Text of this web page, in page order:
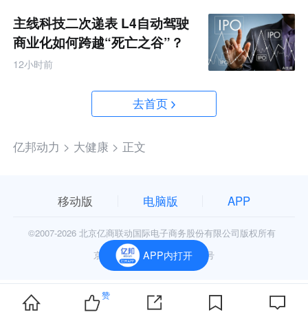
主线科技二次递表 L4自动驾驶
商业化如何跨越“死亡之谷”？
12小时前
去首页
亿邦动力 > 大健康 > 正文
APP内打开
赞
移动版 电脑版 APP
©2007-2026 北京亿商联动国际电子商务股份有限公司版权所有
京公网安备11010602006906号